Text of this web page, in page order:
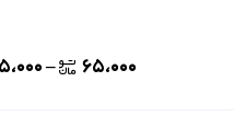
۶۵،۰۰۰ –